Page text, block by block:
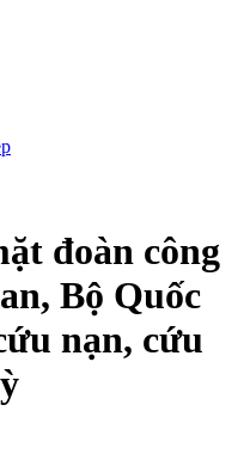
đoàn công
Bộ Quốc
nạn, cứu